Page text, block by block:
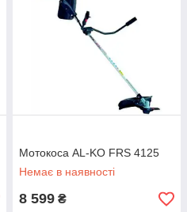
Мотокоса AL-KO FRS 4125
Немає в наявності
8 599 ₴